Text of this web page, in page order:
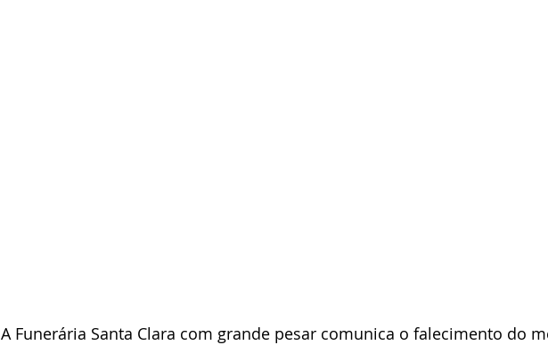
A Funerária Santa Clara com grande pesar comunica o falecimento do